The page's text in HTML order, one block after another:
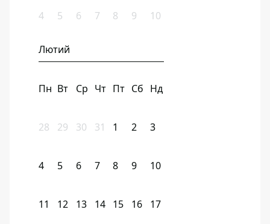
4 5 6 7 8 9 10
Лютий
Пн Вт Ср Чт Пт Сб Нд
28 29 30 31 1 2 3
4 5 6 7 8 9 10
11 12 13 14 15 16 17